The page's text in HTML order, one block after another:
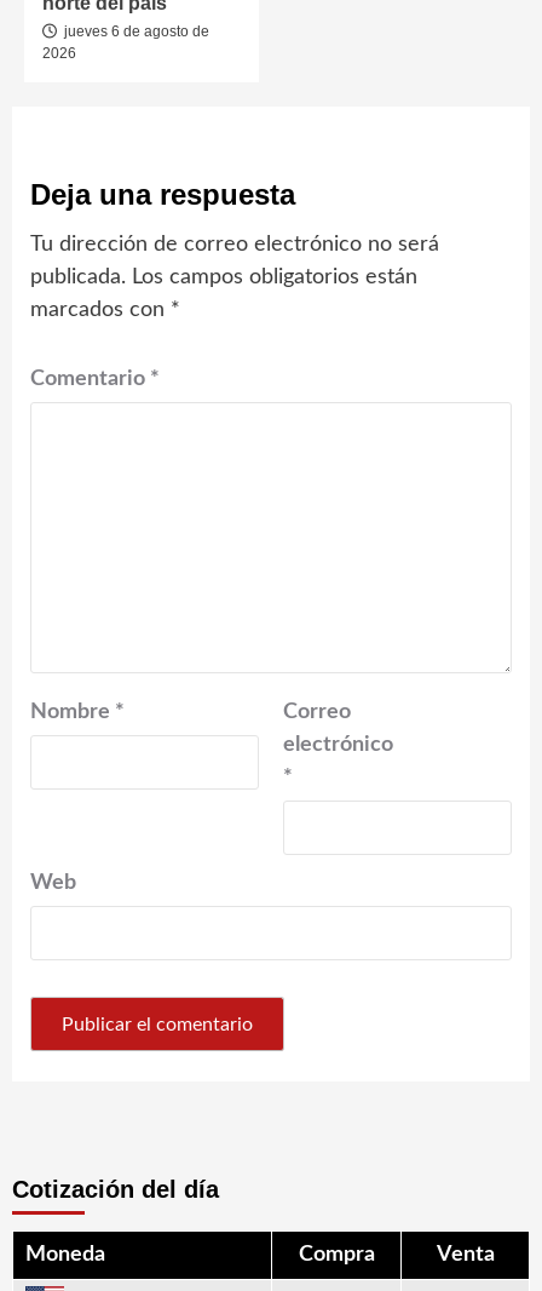
jueves 6 de agosto de
2026
Deja una respuesta
Tu dirección de correo electrónico no será
publicada. Los campos obligatorios están
marcados con *
Comentario *
Nombre *
Correo
electrónico
*
Web
Cotización del día
Moneda Compra Venta